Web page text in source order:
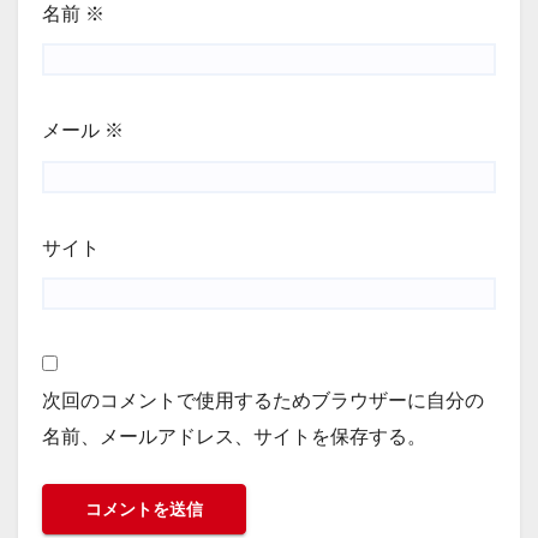
名前 ※
メール ※
サイト
次回のコメントで使用するためブラウザーに自分の
名前、メールアドレス、サイトを保存する。